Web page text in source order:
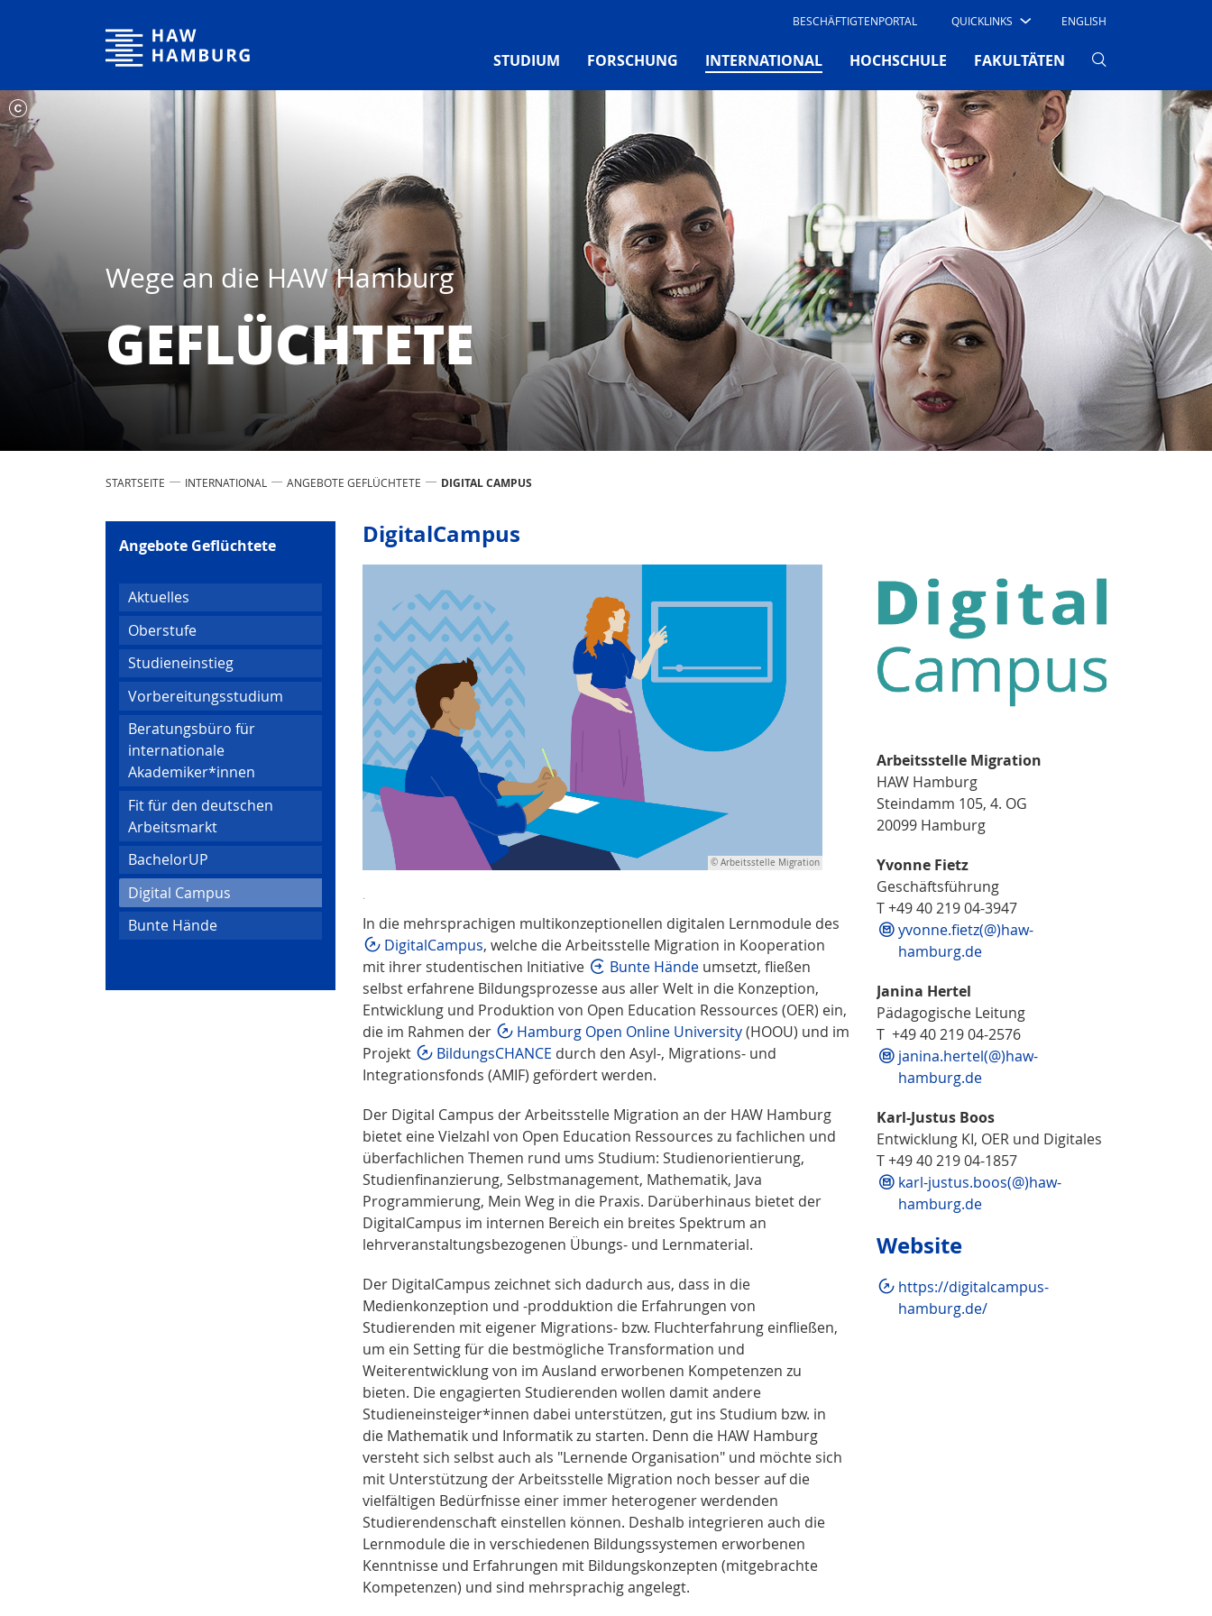
Hochschule für Angewandte Wissenschaften Hamburg BESCHÄFTIGTENPORTAL QUICKLINKS ENGLISH
STUDIUM FORSCHUNG INTERNATIONAL(CURRENT)
HOCHSCHULE FAKULTÄTEN
Wege an die HAW Hamburg
GEFLÜCHTETE
STARTSEITE INTERNATIONAL ANGEBOTE GEFLÜCHTETE DIGITAL CAMPUS
Angebote Geflüchtete
Aktuelles
Oberstufe
Studieneinstieg
Vorbereitungsstudium
Beratungsbüro für
internationale
Akademiker*innen
Fit für den deutschen
Arbeitsmarkt
BachelorUP
Digital Campus
Bunte Hände
DigitalCampus
© Arbeitsstelle Migration
In die mehrsprachigen multikonzeptionellen digitalen Lernmodule des
DigitalCampus, welche die Arbeitsstelle Migration in Kooperation
mit ihrer studentischen Initiative
Bunte Hände umsetzt, fließen
selbst erfahrene Bildungsprozesse aus aller Welt in die Konzeption,
Entwicklung und Produktion von Open Education Ressources (OER) ein,
die im Rahmen der
Hamburg Open Online University(HOOU) und im
Projekt
BildungsCHANCE durch den Asyl-, Migrations- und
Integrationsfonds (AMIF) gefördert werden.
Der Digital Campus der Arbeitsstelle Migration an der HAW Hamburg
bietet eine Vielzahl von Open Education Ressources zu fachlichen und
überfachlichen Themen rund ums Studium: Studienorientierung,
Studienfinanzierung, Selbstmanagement, Mathematik, Java
Programmierung, Mein Weg in die Praxis. Darüberhinaus bietet der
DigitalCampus im internen Bereich ein breites Spektrum an
lehrveranstaltungsbezogenen Übungs- und Lernmaterial.
Der DigitalCampus zeichnet sich dadurch aus, dass in die
Medienkonzeption und -prodduktion die Erfahrungen von
Studierenden mit eigener Migrations- bzw. Fluchterfahrung einfließen,
um ein Setting für die bestmögliche Transformation und
Weiterentwicklung von im Ausland erworbenen Kompetenzen zu
bieten. Die engagierten Studierenden wollen damit andere
Studieneinsteiger*innen dabei unterstützen, gut ins Studium bzw. in
die Mathematik und Informatik zu starten. Denn die HAW Hamburg
versteht sich selbst auch als "Lernende Organisation" und möchte sich
mit Unterstützung der Arbeitsstelle Migration noch besser auf die
vielfältigen Bedürfnisse einer immer heterogener werdenden
Studierendenschaft einstellen können. Deshalb integrieren auch die
Lernmodule die in verschiedenen Bildungssystemen erworbenen
Kenntnisse und Erfahrungen mit Bildungskonzepten (mitgebrachte
Kompetenzen) und sind mehrsprachig angelegt.
Arbeitsstelle Migration
HAW Hamburg
Steindamm 105, 4. OG
20099 Hamburg
Yvonne Fietz
Geschäftsführung
T +49 40 219 04-3947
yvonne.fietz(@)haw-
hamburg.de
Janina Hertel
Pädagogische Leitung
T +49 40 219 04-2576
janina.hertel(@)haw-
hamburg.de
Karl-Justus Boos
Entwicklung KI, OER und Digitales
T +49 40 219 04-1857
karl-justus.boos(@)haw-
hamburg.de
Website
https://digitalcampus-
hamburg.de/